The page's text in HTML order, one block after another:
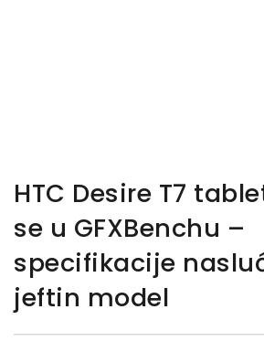
HTC Desire T7
se u GFXBenchu –
specifikacije
jeftin model